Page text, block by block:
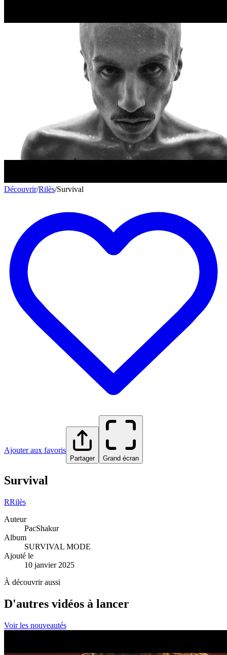
Découvrir/Rilès/Survival
Ajouter aux favoris
Partager Grand écran
Survival
RRilès
Auteur
PacShakur
Album
SURVIVAL MODE
Ajouté le
10 janvier 2025
À découvrir aussi
D'autres vidéos à lancer
Voir les nouveautés